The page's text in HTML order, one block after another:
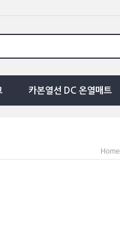
카본열선 DC 온열매트
Home